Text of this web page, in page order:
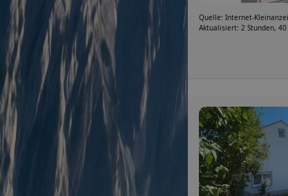
Quelle: Internet-
Aktualisiert: 2 Stunden,